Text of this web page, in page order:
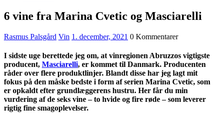
6 vine fra Marina Cvetic og Masciarelli
Rasmus Palsgård Vin 1. december, 2021 0 Kommentarer
I sidste uge berettede jeg om, at vinregionen Abruzzos vigtigste
producent, Masciarelli, er kommet til Danmark. Producenten
råder over flere produktlinjer. Blandt disse har jeg lagt mit
fokus på den måske bedste i form af serien Marina Cvetic, som
er opkaldt efter grundlæggerens hustru. Her får du min
vurdering af de seks vine – to hvide og fire røde – som leverer
rigtig fine smagoplevelser.